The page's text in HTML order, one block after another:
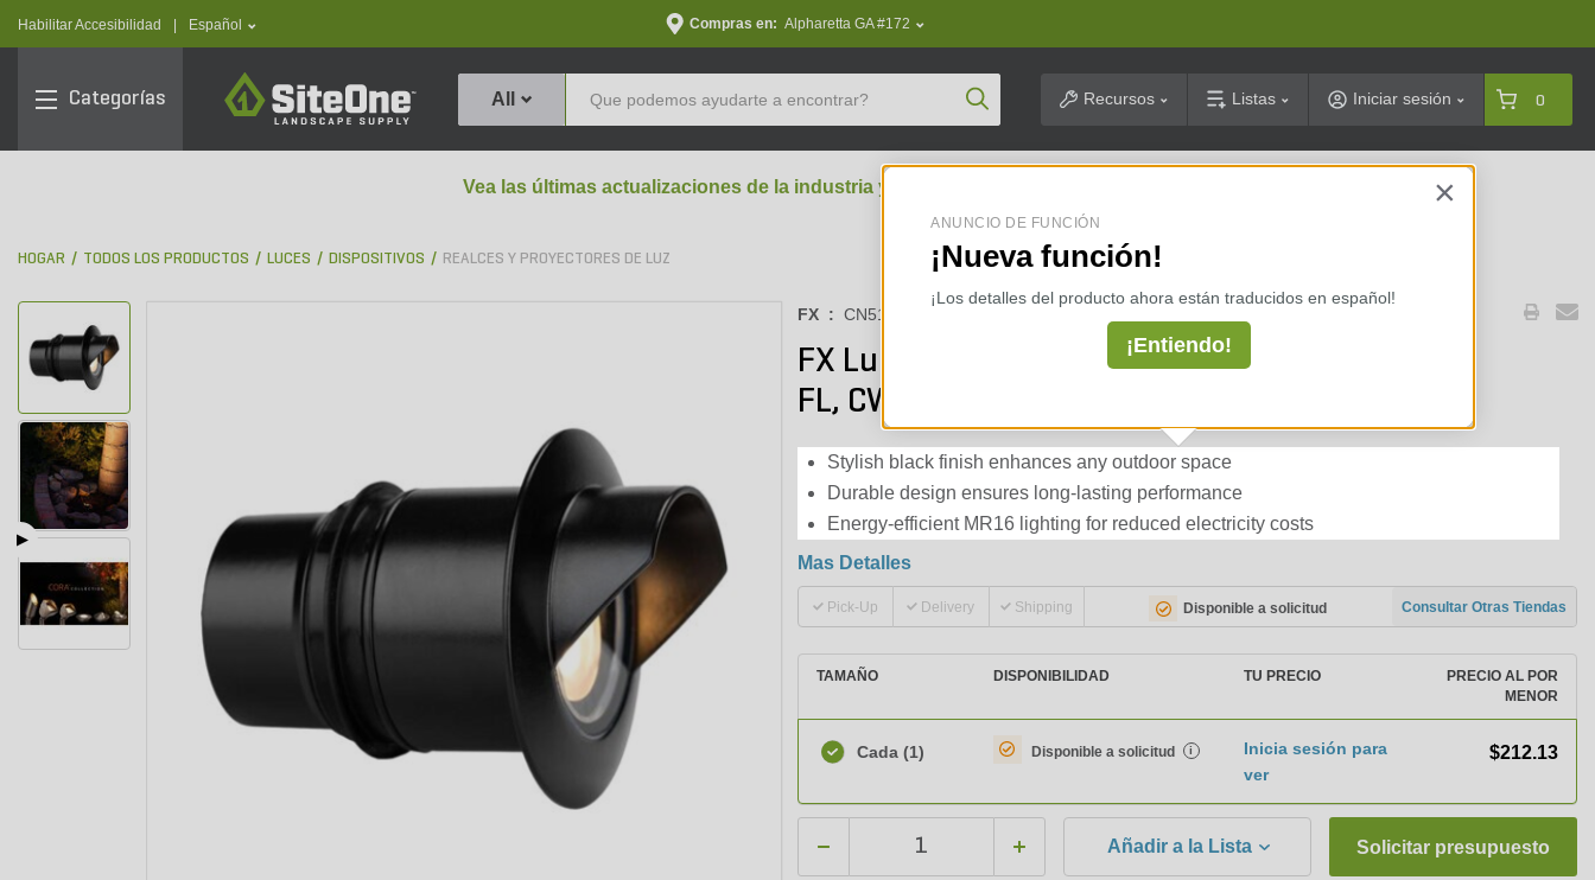
Habilitar Accesibilidad text.language
Español Compras en: Alpharetta GA #172
Categorías
SiteOne
All Product SearchRecursos Listas Iniciar sesión 0
Vea las últimas actualizaciones de la industria y perspectivas arancelarias ⇢
HOGAR TODOS LOS PRODUCTOS LUCES DISPOSITIVOS REALCES Y PROYECTORES DE LUZ
FX : CN51ZD6SFLCWFB
FX Luminaire Black Finish CN51, ZD 6VA, K30,
FL, CW, FB MR16 IN-GRADE, COWLING
Stylish black finish enhances any outdoor space
Durable design ensures long-lasting performance
Energy-efficient MR16 lighting for reduced electricity costs
Mas Detalles
Pick-Up Delivery Shipping Disponible a solicitud Consultar Otras Tiendas
TAMAÑO DISPONIBILIDAD TU PRECIO
PRECIO AL POR
MENOR
Cada (1) Disponible a solicitud i
Inicia sesión para
ver
$212.13
Añadir a la Lista Solicitar presupuesto
×
ANUNCIO DE FUNCIÓN
¡Nueva función!
¡Los detalles del producto ahora están traducidos en español!
¡Entiendo!